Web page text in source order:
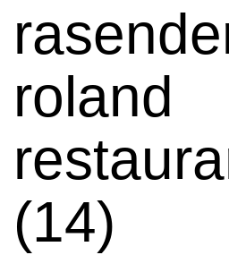
roland
(14)